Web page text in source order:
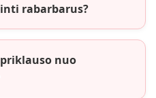
rabarbarus?
nuo